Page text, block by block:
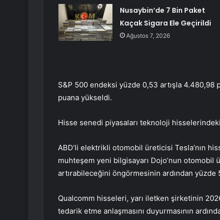
Nusaybin’de 7 Bin Paket
Kaçak Sigara Ele Geçirildi
Ağustos 7, 2026
S&P 500 endeksi yüzde 0,53 artışla 4.480,98
puana yükseldi.
Hisse senedi piyasaları teknoloji
ABD’li elektrikli otomobil üreticisi Tesla’nın
muhteşem yeni bilgisayarı Dojo’nun
artırabileceğini öngörmesinin ardından yüzde
Qualcomm hisseleri, yarı iletken şirketinin
tedarik etme anlaşmasını duyurmasının